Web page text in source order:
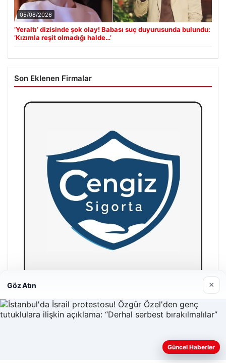
05/08/2026
‘Yeraltı’ dizisinde şok olay! Babası suç duyurusunda bulundu:
‘Kızımla reşit olmadığı halde…’
Son Eklenen Firmalar
Hastaş Beton
26/05/2026
Göz Atın ×
Güncel Haberler